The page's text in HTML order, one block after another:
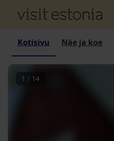
Kotisivu Näe ja koe
1 / 14